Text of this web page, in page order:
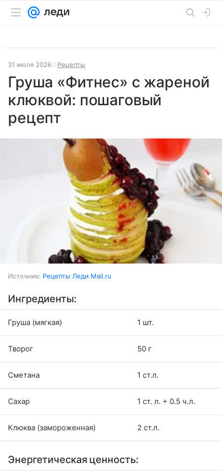
31 июля 2026 Рецепты
Груша «Фитнес» с жареной
клюквой: пошаговый
рецепт
Источник: Рецепты Леди Mail.ru
Ингредиенты:
Груша (мягкая) 1 шт.
Творог 50 г
Сметана 1 ст.л.
Сахар 1 ст. л. + 0.5 ч.л.
Клюква (замороженная) 2 ст.л.
Энергетическая ценность: